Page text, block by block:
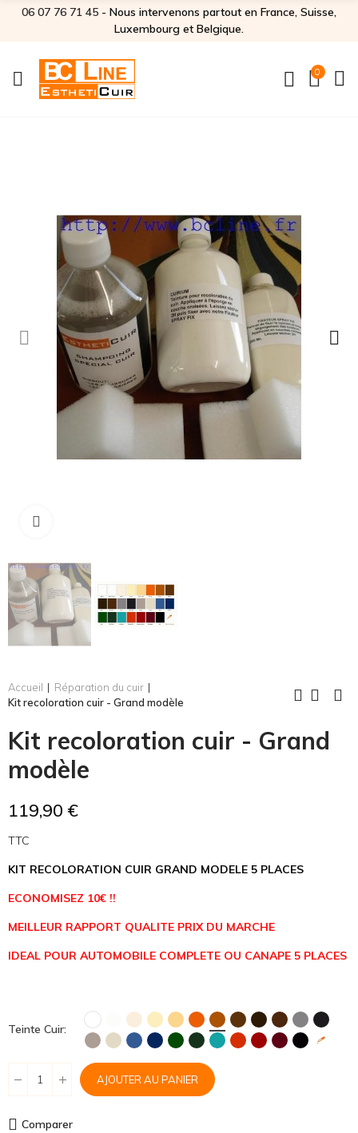
06 07 76 71 45‬ - Nous intervenons partout en France, Suisse,
Luxembourg et Belgique.
0
Accueil
Réparation du cuir
Kit recoloration cuir - Grand modèle
Kit recoloration cuir - Grand
modèle
119,90 €
TTC
KIT RECOLORATION CUIR GRAND MODELE 5 PLACES
ECONOMISEZ 10€ !!
MEILLEUR RAPPORT QUALITE PRIX DU MARCHE
IDEAL POUR AUTOMOBILE COMPLETE OU CANAPE 5 PLACES
Teinte Cuir
AJOUTER AU PANIER
Comparer